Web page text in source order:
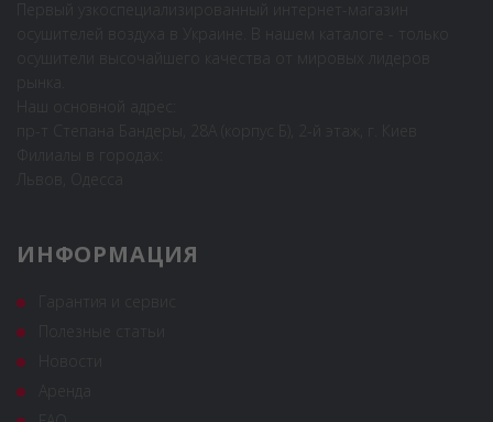
ИНФОРМАЦИЯ